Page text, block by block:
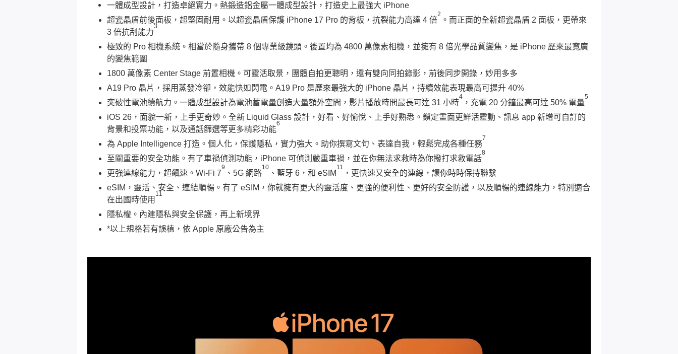
一體成型設計，打造卓絕實力。熱鍛造鋁金屬一體成型設計，打造史上最強大 iPhone
超瓷晶盾前後面板，超堅固耐用。以超瓷晶盾保護 iPhone 17 Pro 的背板，抗裂能力高達 4 倍
2
。而正面的全新超瓷晶盾 2 面板，更帶來
3 倍抗刮能力
3
極致的 Pro 相機系統。相當於隨身攜帶 8 個專業級鏡頭。後置均為 4800 萬像素相機，並擁有 8 倍光學品質變焦，是 iPhone 歷來最寬廣
的變焦範圍
1800 萬像素 Center Stage 前置相機。可靈活取景，團體自拍更聰明，還有雙向同拍錄影，前後同步開錄，妙用多多
A19 Pro 晶片，採用蒸發冷卻，效能快如閃電。A19 Pro 是歷來最強大的 iPhone 晶片，持續效能表現最高可提升 40%
突破性電池續航力。一體成型設計為電池蓄電量創造大量額外空間，影片播放時間最長可達 31 小時
4
，充電 20 分鐘最高可達 50% 電量
5
iOS 26，面貌一新，上手更奇妙。全新 Liquid Glass 設計，好看、好愉悅、上手好熟悉。鎖定畫面更鮮活靈動、訊息 app 新增可自訂的
背景和投票功能，以及通話篩選等更多精彩功能
6
為 Apple Intelligence 打造。個人化，保護隱私，實力強大。助你撰寫文句、表達自我，輕鬆完成各種任務
7
至關重要的安全功能。有了車禍偵測功能，iPhone 可偵測嚴重車禍，並在你無法求救時為你撥打求救電話
8
更強連線能力，超飆速。Wi-Fi 7
9
、5G 網路
10
、藍牙 6，和 eSIM
11
，更快速又安全的連線，讓你時時保持聯繫
eSIM，靈活、安全、連結順暢。有了 eSIM，你就擁有更大的靈活度、更強的便利性、更好的安全防護，以及順暢的連線能力，特別適合
在出國時使用
11
隱私權。內建隱私與安全保護，再上新境界
*以上規格若有誤植，依 Apple 原廠公告為主